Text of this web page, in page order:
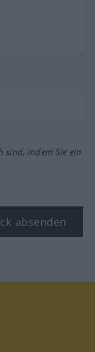
sind, indem Sie ein
absenden